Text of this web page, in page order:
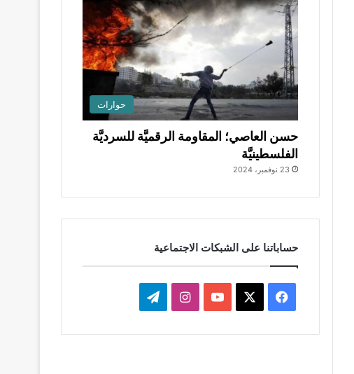
حوارات
حسن العاصي؛ المقاومة الرقميَّة للسرديَّة
الفلسطينيَّة
23 نوفمبر، 2024
حساباتنا على الشبكات الاجتماعية
فيسبوك ‫YouTubeانستقرامتيلقرام